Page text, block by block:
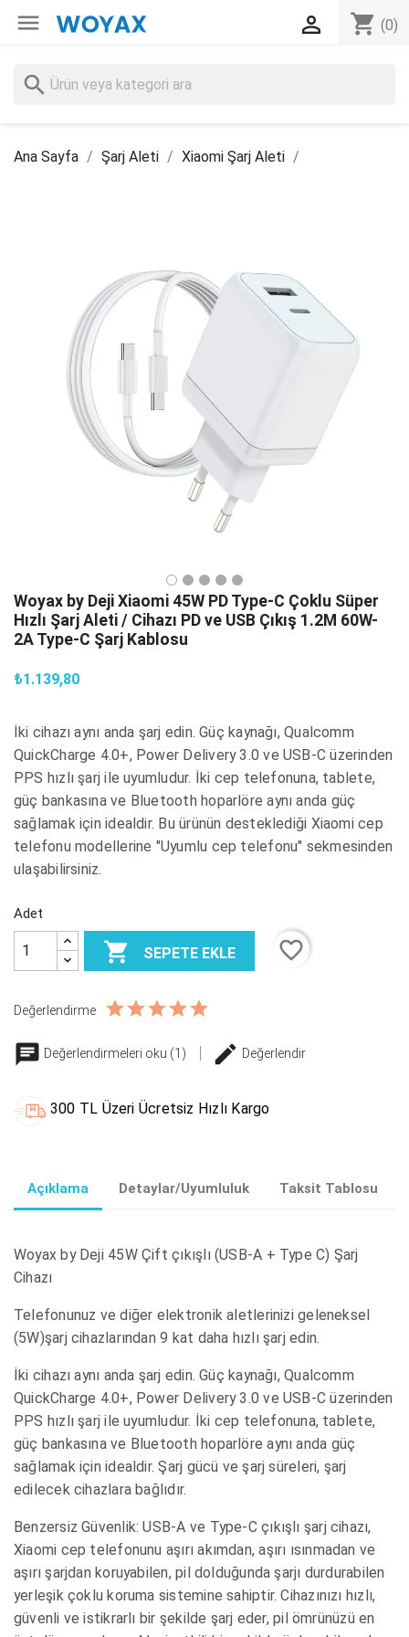
 shopping_cart (0)

search
Ana Sayfa Şarj Aleti Xiaomi Şarj Aleti
Woyax by Deji Xiaomi 45W PD Type-C Çoklu Süper
Hızlı Şarj Aleti / Cihazı PD ve USB Çıkış 1.2M 60W-
2A Type-C Şarj Kablosu
₺1.139,80
İki cihazı aynı anda şarj edin. Güç kaynağı, Qualcomm
QuickCharge 4.0+, Power Delivery 3.0 ve USB-C üzerinden
PPS hızlı şarj ile uyumludur. İki cep telefonuna, tablete,
güç bankasına ve Bluetooth hoparlöre aynı anda güç
sağlamak için idealdir. Bu ürünün desteklediği Xiaomi cep
telefonu modellerine "Uyumlu cep telefonu" sekmesinden
ulaşabilirsiniz.
Adet
 SEPETE EKLE favorite_border
Değerlendirme
Değerlendirmeleri oku (1) Değerlendir
300 TL Üzeri Ücretsiz Hızlı Kargo
Açıklama Detaylar/Uyumluluk Taksit Tablosu
Woyax by Deji 45W Çift çıkışlı (USB-A + Type C) Şarj
Cihazı
Telefonunuz ve diğer elektronik aletlerinizi geleneksel
(5W)şarj cihazlarından 9 kat daha hızlı şarj edin.
İki cihazı aynı anda şarj edin. Güç kaynağı, Qualcomm
QuickCharge 4.0+, Power Delivery 3.0 ve USB-C üzerinden
PPS hızlı şarj ile uyumludur. İki cep telefonuna, tablete,
güç bankasına ve Bluetooth hoparlöre aynı anda güç
sağlamak için idealdir. Şarj gücü ve şarj süreleri, şarj
edilecek cihazlara bağlıdır.
Benzersiz Güvenlik: USB-A ve Type-C çıkışlı şarj cihazı,
Xiaomi cep telefonunu aşırı akımdan, aşırı ısınmadan ve
aşırı şarjdan koruyabilen, pil dolduğunda şarjı durdurabilen
yerleşik çoklu koruma sistemine sahiptir. Cihazınızı hızlı,
güvenli ve istikrarlı bir şekilde şarj eder, pil ömrünüzü en